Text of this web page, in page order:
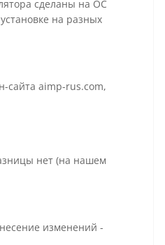
сделаны на ОС
на разных
сайта aimp-rus.com,
нет (на нашем
изменений -